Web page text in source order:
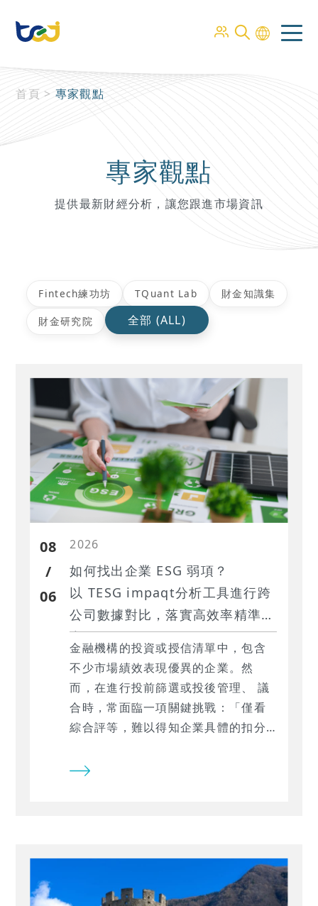
首頁 > 專家觀點
專家觀點
提供最新財經分析，讓您跟進市場資訊
Fintech練功坊 TQuant Lab 財金知識集
財金研究院 全部 (ALL)
08
/
06
2026
如何找出企業 ESG 弱項？
以 TESG impaqt分析工具進行跨
公司數據對比，落實高效率精準議
合
金融機構的投資或授信清單中，包含
不少市場績效表現優異的企業。然
而，在進行投前篩選或投後管理、 議
合時，常面臨一項關鍵挑戰：「僅看
綜合評等，難以得知企業具體的扣分
通的企業，更難以穿透數據找出具體